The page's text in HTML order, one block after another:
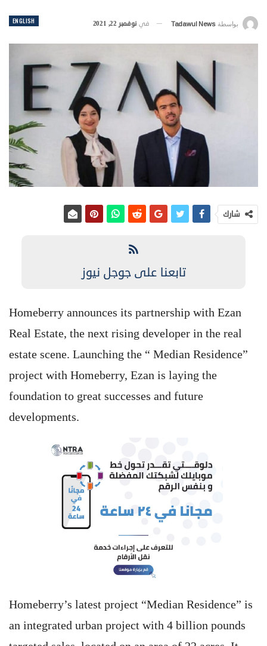
ENGLISH بواسطة Tadawul News في نوفمبر 22, 2021
شارك
تابعنا على جوجل نيوز
Homeberry announces its partnership with Ezan
Real Estate, the next rising developer in the real
estate scene. Launching the “ Median Residence”
project with Homeberry, Ezan is laying the
foundation to great successes and future
developments.
Homeberry’s latest project “Median Residence” is
an integrated urban project with 4 billion pounds